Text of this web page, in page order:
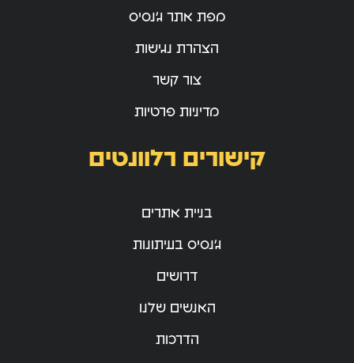
מפת אתר ג’נסיס
הצהרת נגישות
צור קשר
מדיניות פרטיות
קישורים רלוונטים
בניית אתרים
ג’נסיס בעיתונות
דרושים
האנשים שלנו
הדרכות